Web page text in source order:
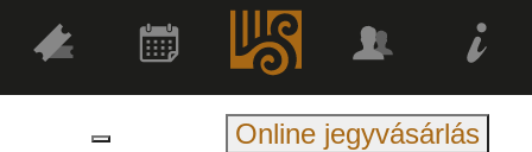
Online jegyvásárlás